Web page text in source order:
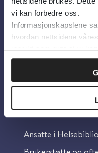
vi kan forbedre oss.
Informasjonskapslene
hvordan nettsidene
innsikt som gjør at vi
Personvern og
Information in
Ansatte i